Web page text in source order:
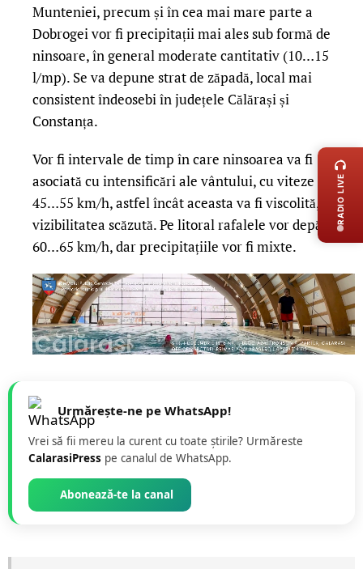
Munteniei, precum și în cea mai mare parte a
Dobrogei vor fi precipitații mai ales sub formă de
ninsoare, în general moderate cantitativ (10…15
l/mp). Se va depune strat de zăpadă, local mai
consistent îndeosebi în județele Călărași și
Constanța.
Vor fi intervale de timp în care ninsoarea va fi
asociată cu intensificări ale vântului, cu viteze de
45…55 km/h, astfel încât aceasta va fi viscolită, iar
vizibilitatea scăzută. Pe litoral rafalele vor depăși
60…65 km/h, dar precipitațiile vor fi mixte.
Urmărește-ne pe WhatsApp!
Vrei să fii mereu la curent cu toate știrile? Urmăreste
CalarasiPress pe canalul de WhatsApp.
Abonează-te la canal
RADIO LIVE